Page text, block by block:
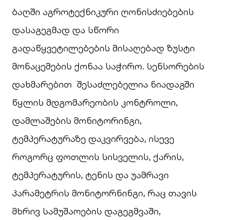
ბაღში აგროტექნიკური ღონისძიებების
დასაგეგმად და სწორი
გადაწყვეტილებების მისაღებად ზუსტი
მონაცემების ქონაა საჭირო. სენსორების
დახმარებით შესაძლებელია ნიადაგში
წყლის მდგომარეობის კონტროლი,
დამლაშების მონიტორინგი,
ტემპერატურაზე დაკვირვება, ისევე
როგორც ფოთლის სისველის, ქარის,
ტემპერატურის, ტენის და უამრავი
პარამეტრის მონიტორნინგი, რაც თავის
მხრივ სამუშაოების დაგეგმვაში,